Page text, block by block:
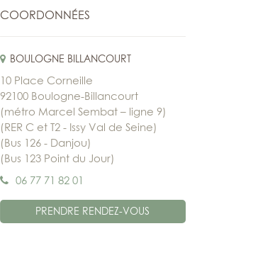
COORDONNÉES
BOULOGNE BILLANCOURT
10 Place Corneille
92100 Boulogne-Billancourt
(métro Marcel Sembat – ligne 9)
(RER C et T2 - Issy Val de Seine)
(Bus 126 - Danjou)
(Bus 123 Point du Jour)
06 77 71 82 01
PRENDRE RENDEZ-VOUS